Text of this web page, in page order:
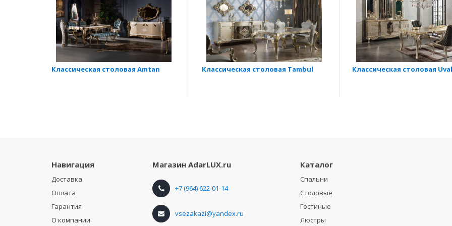
Классическая столовая Amtan Классическая столовая Tambul Классическая столовая
Навигация
Доставка
Оплата
Гарантия
О компании
Магазин AdarLUX.ru
+7 (964) 622-01-14
vsezakazi@yandex.ru
Каталог
Спальни
Столовые
Гостиные
Люстры